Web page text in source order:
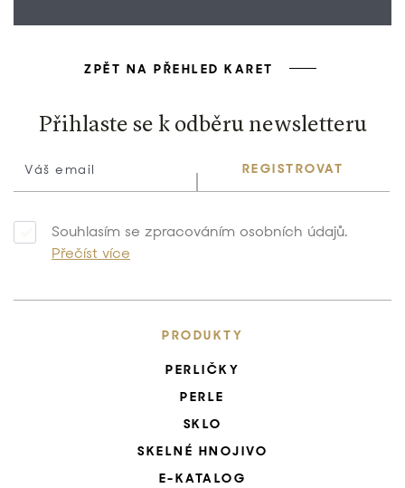
ZPĚT NA PŘEHLED KARET
Přihlaste se k odběru newsletteru
REGISTROVAT
Souhlasím se zpracováním osobních údajů.
Přečíst více
PRODUKTY
PERLIČKY
PERLE
SKLO
SKELNÉ HNOJIVO
E-KATALOG